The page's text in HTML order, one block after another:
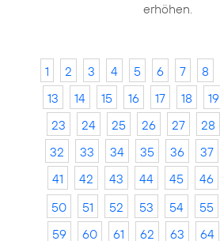
erhöhen.
1 2 3 4 5 6 7 8
13
14 15 16 17 18 19
23
24 25 26 27 28
32
33 34 35 36 37
41
42 43 44 45 46
50
51 52 53 54 55
59
60 61 62 63 64